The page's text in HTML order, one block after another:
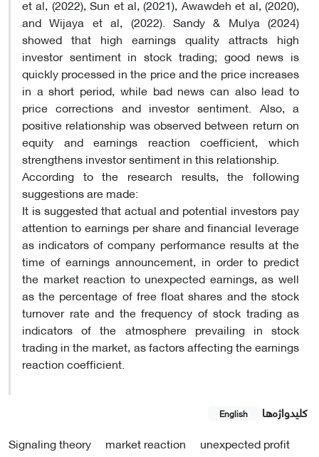
et al, (2022), Sun et al, (2021), Awawdeh et al, (2020),
and Wijaya et al, (2022). Sandy & Mulya (2024)
showed that high earnings quality attracts high
investor sentiment in stock trading; good news is
quickly processed in the price and the price increases
in a short period, while bad news can also lead to
price corrections and investor sentiment. Also, a
positive relationship was observed between return on
equity and earnings reaction coefficient, which
strengthens investor sentiment in this relationship.
According to the research results, the following
suggestions are made:
It is suggested that actual and potential investors pay
attention to earnings per share and financial leverage
as indicators of company performance results at the
time of earnings announcement, in order to predict
the market reaction to unexpected earnings, as well
as the percentage of free float shares and the stock
turnover rate and the frequency of stock trading as
indicators of the atmosphere prevailing in stock
trading in the market, as factors affecting the earnings
reaction coefficient.
کلیدواژه‌ها English
Signaling theory market reaction
unexpected profit